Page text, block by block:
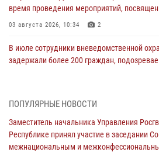
время проведения мероприятий,
03 августа 2026, 10:34 2
В июле сотрудники вневедомственной
задержали более 200 граждан,
мировой войне 1914-1918 годов
01 августа 2026, 07:19
ПОПУЛЯРНЫЕ НОВОСТИ
Заместитель начальника Управления
Республике принял участие в заседании
межнациональным и